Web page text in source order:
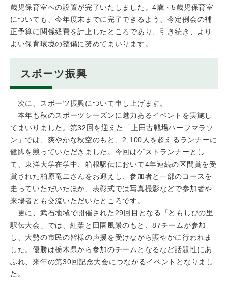
歳児保育室への設置が完了いたしました。4歳・5歳児保育室
についても、今年度末までに完了できるよう、今定例会の補
正予算に関係経費を計上したところであり、引き続き、より
よい保育環境の整備に努めてまいります。
スポーツ振興
次に、スポーツ振興について申し上げます。
本年も秋のスポーツシーズンに魅力あるイベントを実施し
てまいりました。第32回を迎えた「上田古戦場ハーフマラソ
ン」では、爽やかな秋空のもと、2,100人を超えるランナーに
健脚を競っていただきました。今回はゲストランナーとし
て、東洋大学在学中、箱根駅伝において4年連続の区間賞を受
賞された柏原竜二さんをお迎えし、参加者と一部のコースを
走っていただいたほか、表彰式では写真撮影などで参加者や
来場者とも交流いただいたところです。
更に、武石地域で開催された29回目となる「ともしびの里
駅伝大会」では、紅葉と田園風景のもと、87チームが参加
し、大勢の市民の皆様の声援を受けながら賑やかに行われま
した。優勝は栃木県から参加のチームとなるなど話題性にあ
ふれ、来年の第30回記念大会につながるイベントとなりまし
た。